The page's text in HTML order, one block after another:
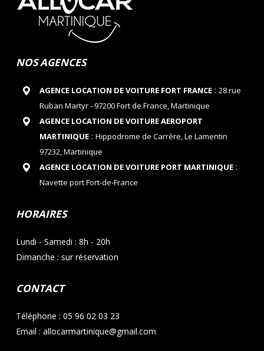
NOS AGENCES
AGENCE LOCATION DE VOITURE FORT FRANCE: 28 rue
Ruban Martyr - 97200 Fort de France, Martinique
AGENCE LOCATION DE VOITURE AEROPORT
MARTINIQUE: Hippodrome de Carrère, Le Lamentin
97232, Martinique
AGENCE LOCATION DE VOITURE PORT MARTINIQUE:
Navette port Fort-de-France
HORAIRES
Lundi - Samedi : 8h - 20h
Dimanche : sur réservation
CONTACT
Téléphone : 05 96 02 03 23
Email : allocarmartinique@gmail.com